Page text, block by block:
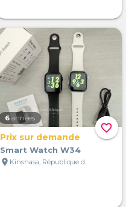
favorite_border
6 années
Prix sur demande
Smart Watch W34
location_on
Kinshasa, République démocratique du Congo